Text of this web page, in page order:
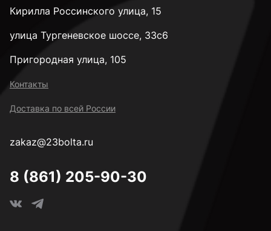
к.п. 12,9
М3
Кирилла Россинского улица, 15
улица Тургеневское шоссе, 33с6
Пригородная улица, 105
Контакты
Доставка по всей России
zakaz@23bolta.ru
8 (861) 205-90-30